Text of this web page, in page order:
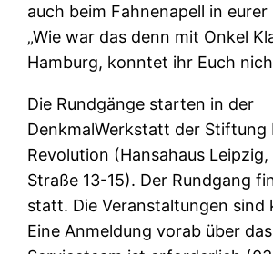
auch beim Fahnenapell in eurer
„Wie war das denn mit Onkel
Hamburg, konntet ihr Euch
Die Rundgänge starten in der
DenkmalWerkstatt der Stiftung
Revolution (Hansahaus
Straße 13-15). Der Rundgang
statt. Die Veranstaltungen sind
Eine Anmeldung vorab über